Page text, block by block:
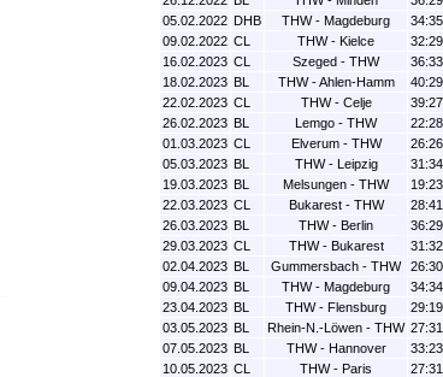
05.02.2022 DHB THW - Magdeburg
34:35
09.02.2022 CL THW - Kielce
32:29
16.02.2023 CL Szeged - THW
36:33
18.02.2023 BL THW - Ahlen-Hamm
40:29
22.02.2023 CL THW - Celje
39:27
26.02.2023 BL Lemgo - THW
22:28
01.03.2023 CL Elverum - THW
26:26
05.03.2023 BL THW - Leipzig
31:34
19.03.2023 BL Melsungen - THW
19:23
22.03.2023 CL Bukarest - THW
28:41
26.03.2023 BL THW - Berlin
36:29
29.03.2023 CL THW - Bukarest
31:32
02.04.2023 BL Gummersbach - THW
26:30
09.04.2023 BL THW - Magdeburg
34:34
23.04.2023 BL THW - Flensburg
29:19
03.05.2023 BL Rhein-N.-Löwen - THW 27:31
07.05.2023 BL THW - Hannover
33:23
10.05.2023 CL THW - Paris
27:31